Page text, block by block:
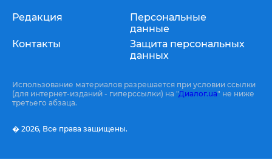
Редакция
Контакты
Персональные
данные
Защита персональных
данных
Использование материалов разрешается при условии ссылки
(для интернет-изданий - гиперссылки) на "Диалог.ua" не ниже
третьего абзаца.
� 2026, Все права защищены.